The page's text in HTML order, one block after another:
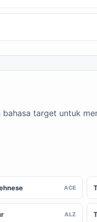
target untuk
ACE
ALZ